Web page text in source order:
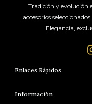
Tradición y evolución
accesorios
Elegancia,
Enlaces Rápidos
Información